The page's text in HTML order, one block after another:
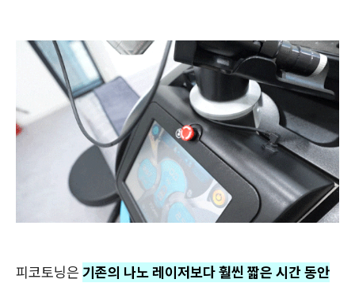
피코토닝은 기존의 나노 레이저보다 훨씬 짧은 시간 동안